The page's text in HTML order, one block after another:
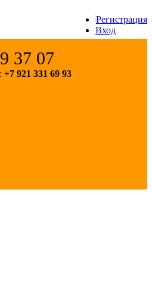
Регистрация
Вход
37 07
+7 921 331 69 93